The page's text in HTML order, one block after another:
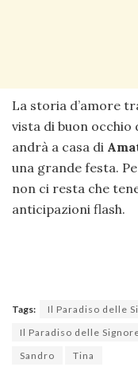
La storia d’amore
vista di buon occhio
andrà a casa di
una grande festa.
non ci resta che
anticipazioni flash.
Tags:
Il Paradiso delle
Il Paradiso delle
Sandro
Tina